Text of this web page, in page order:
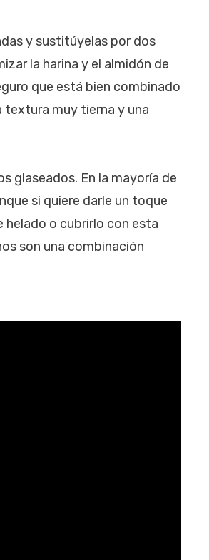
y sustitúyelas por dos
la harina y el almidón de
que está bien combinado
textura muy tierna y una
glaseados. En la mayoría de
si quiere darle un toque
helado o cubrirlo con esta
son una combinación